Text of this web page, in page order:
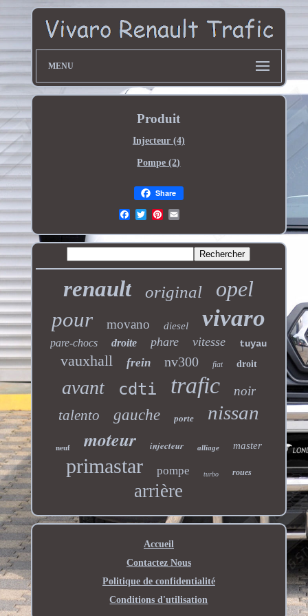
MENU
Produit
Injecteur (4)
Pompe (2)
Share
renault original opel
pour movano diesel vivaro
pare-chocs droite phare vitesse tuyau
vauxhall frein nv300 fiat droit
avant cdti trafic noir
talento gauche porte nissan
neuf moteur injecteur alliage master
primastar pompe turbo roues
arrière
Accueil
Contactez Nous
Politique de confidentialité
Conditions d'utilisation